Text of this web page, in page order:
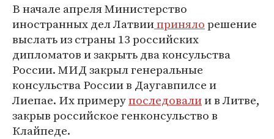
В начале апреля Министерство
иностранных дел Латвиипринялорешение
выслать из страны 13 российских
дипломатов и закрыть два консульства
России. МИД закрыл генеральные
консульства России в Даугавпилсе и
Лиепае. Их примерупоследовалии в Литве,
закрыв российское генконсульство в
Клайпеде.